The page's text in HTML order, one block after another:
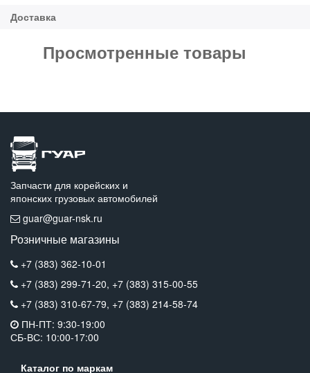
Просмотренные товары
Запчасти для корейских и
японских грузовых автомобилей
guar@guar-nsk.ru
Розничные магазины
+7 (383) 362-10-01
+7 (383) 299-71-20, +7 (383) 315-00-55
+7 (383) 310-67-79, +7 (383) 214-58-74
ПН-ПТ: 9:30-19:00
СБ-ВС: 10:00-17:00
Каталог по маркам